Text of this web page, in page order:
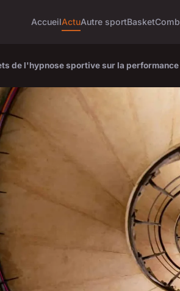
AccueilActuAutre sportBasket
de l'hypnose sportive sur la